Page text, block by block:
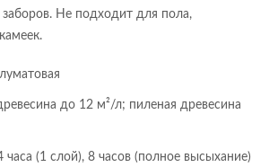
заборов. Не подходит для пола,
до 12 м²/л; пиленая древесина
(1 слой), 8 часов (полное высыхание)